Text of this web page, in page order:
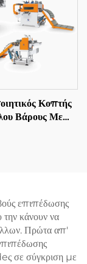
Κοπτής
Βάρους Με
επιπέδωσης
κάνουν να
Πρώτα απ'
σε σύγκριση με